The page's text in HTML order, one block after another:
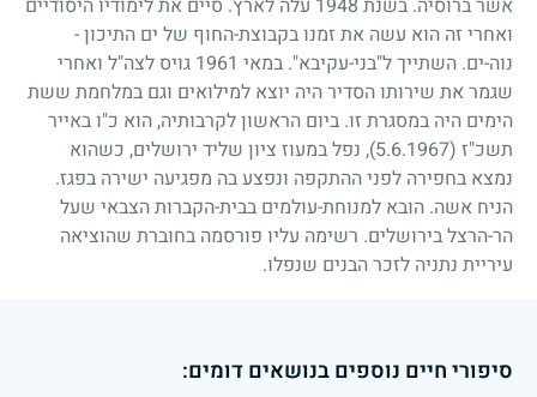
אשר ברוסיה. בשנת 1948 עלה לארץ. סיים את לימודיו היסודיים
ואחרי זה הוא עשה את זמנו בקבוצת-החוף של ים התיכון-
נוה-ים. השתייך ל"בני-עקיבא". במאי 1961 גויס לצה"ל ואחרי
שגמר את שירותו הסדיר היה יוצא למילואים וגם במלחמת ששת
הימים היה במסגרת זו. ביום הראשון לקרבותיה, הוא כ"ו באייר
תשכ"ז (5.6.1967)
, נפל במעוז ציון שליד ירושלים, כשהוא
נמצא בחפירה לפני ההתקפה ונפצע בה מפגיעה ישירה בפגז.
הניח אשה. הובא למנוחת-עולמים בבית-הקברות הצבאי שעל
הר-הרצל בירושלים. רשימה עליו פורסמה בחוברת שהוציאה
עיריית נתניה לזכר הבנים שנפלו.
סיפורי חיים נוספים בנושאים דומים: